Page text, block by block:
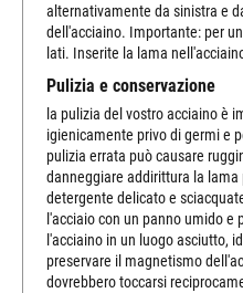
alternativamente da sinistra e
dell'acciaino. Importante: per
lati. Inserite la lama
Pulizia e conservazione
la pulizia del vostro acciaino è
igienicamente privo di germi e
pulizia errata può causare
danneggiare addirittura la
detergente delicato e
l'acciaio con un panno umido e
l'acciaino in un luogo asciutto,
preservare il magnetismo
dovrebbero toccarsi